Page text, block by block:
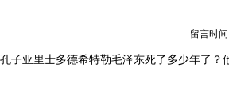
留言时间
子亚里士多德希特勒毛泽东死了多少年了？